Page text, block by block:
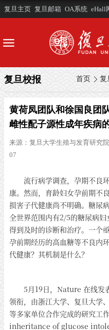
复旦主页 复旦邮箱 OA系统 eHall
首页 复
复旦校报
黄荷凤团队和徐国良团
雌性配子源性成年疾病
来源： 复旦大学生殖与发育研究
07
流行病学调查，孕期不良
康。然而，育龄妇女孕前期不
损害子代健康尚不明确。糖尿
全世界范围内有2/5的糖尿病
得到及时的诊断和治疗。一个
孕前期经历的高血糖等不良内
代健康？其机制是什么？
5月19日，Nature 在线发
领衔，由浙江大学、复旦大学
等多家单位合作完成的研究
inheritance of glucose